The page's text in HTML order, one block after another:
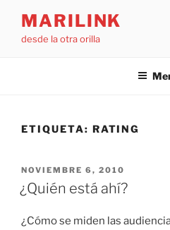
contenido
MARILINK
desde la otra orilla
ETIQUETA: RATING
PUBLICADO
EL
NOVIEMBRE 6, 2010
¿Quién está ahí?
¿Cómo se miden las